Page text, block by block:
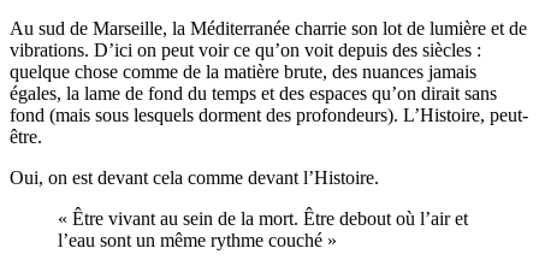
Au sud de Marseille, la Méditerranée charrie son lot de lumière et de
vibrations. D’ici on peut voir ce qu’on voit depuis des siècles :
quelque chose comme de la matière brute, des nuances jamais
égales, la lame de fond du temps et des espaces qu’on dirait sans
fond (mais sous lesquels dorment des profondeurs). L’Histoire, peut-
être.
Oui, on est devant cela comme devant l’Histoire.
« Être vivant au sein de la mort. Être debout où l’air et
l’eau sont un même rythme couché »